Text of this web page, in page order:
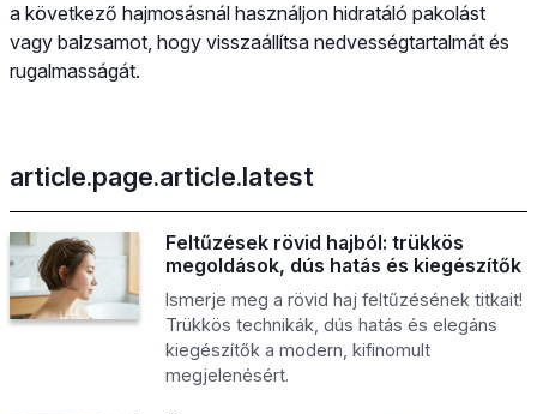
a következő hajmosásnál használjon hidratáló pakolást
vagy balzsamot, hogy visszaállítsa nedvességtartalmát és
rugalmasságát.
article.page.article.latest
Feltűzések rövid hajból: trükkös
megoldások, dús hatás és kiegészítők
Ismerje meg a rövid haj feltűzésének titkait!
Trükkös technikák, dús hatás és elegáns
kiegészítők a modern, kifinomult
megjelenésért.